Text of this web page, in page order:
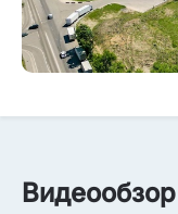
Видеообзор